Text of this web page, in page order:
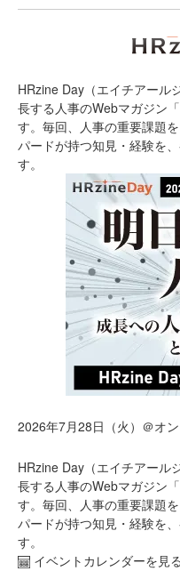
HRzine Day（エイチアール
長する人事のWebマガジン
す。毎回、人事の重要課題
パードが持つ知見・経験を
す。
2026年7月28日（火）＠オ
HRzine Day（エイチアール
長する人事のWebマガジン
す。毎回、人事の重要課題
パードが持つ知見・経験を
す。
イベントカレンダーを見る